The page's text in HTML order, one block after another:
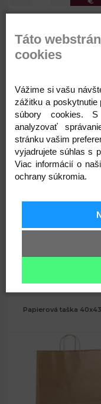
priehľadom a širokým
Rozmery:
21 x 16 x
Dĺžka ucha:
29 cm
1,29 €
Skladom
Papierová taška
Táto
cookies
Vážime si vašu
zážitku a poskytnutie
súbory cookies.
analyzovať
stránku vašim
vyjadrujete súhlas s
Viac informácií o
ochrany súkromia.